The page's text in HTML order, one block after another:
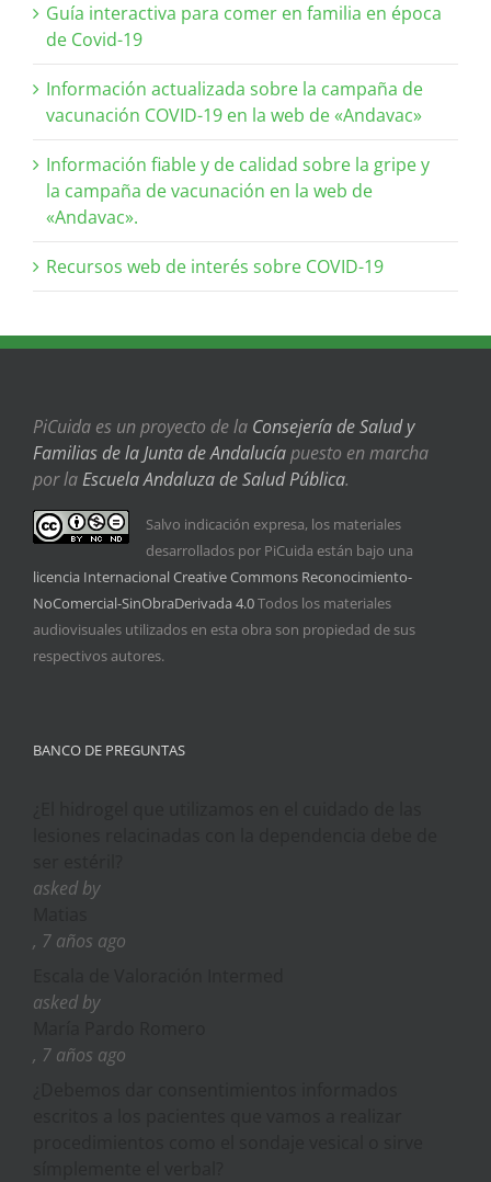
Guía interactiva para comer en familia en época
de Covid-19
Información actualizada sobre la campaña de
vacunación COVID-19 en la web de «Andavac»
Información fiable y de calidad sobre la gripe y
la campaña de vacunación en la web de
«Andavac».
Recursos web de interés sobre COVID-19
PiCuida es un proyecto de la Consejería de Salud y
Familias de la Junta de Andalucíapuesto en marcha
por laEscuela Andaluza de Salud Pública.
Salvo indicación expresa, los materiales
desarrollados por PiCuida están bajo una
licencia Internacional Creative Commons Reconocimiento-
NoComercial-SinObraDerivada 4.0Todos los materiales
audiovisuales utilizados en esta obra son propiedad de sus
respectivos autores.
BANCO DE PREGUNTAS
asked by
, 7 años ago
asked by
, 7 años ago